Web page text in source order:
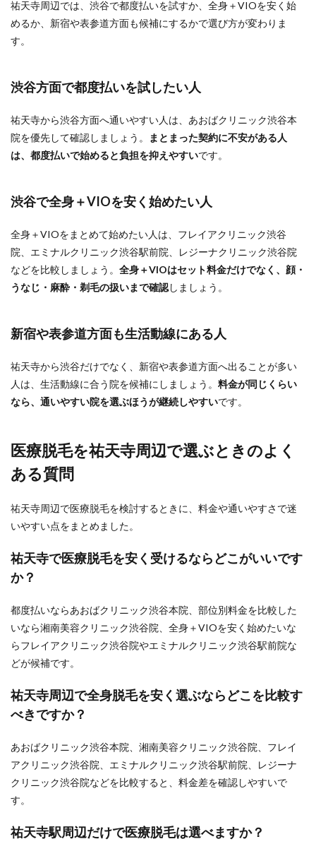
祐天寺周辺では、渋谷で都度払いを試すか、全身＋VIOを安く始
めるか、新宿や表参道方面も候補にするかで選び方が変わりま
す。
渋谷方面で都度払いを試したい人
祐天寺から渋谷方面へ通いやすい人は、あおばクリニック渋谷本
院を優先して確認しましょう。
まとまった契約に不安がある人
は、都度払いで始めると負担を抑えやすいです。
渋谷で全身＋VIOを安く始めたい人
全身＋VIOをまとめて始めたい人は、フレイアクリニック渋谷
院、エミナルクリニック渋谷駅前院、レジーナクリニック渋谷院
などを比較しましょう。 全身＋VIOはセット料金だけでなく、顔・
うなじ・麻酔・剃毛の扱いまで確認しましょう。
新宿や表参道方面も生活動線にある人
祐天寺から渋谷だけでなく、新宿や表参道方面へ出ることが多い
人は、生活動線に合う院を候補にしましょう。 料金が同じくらい
なら、通いやすい院を選ぶほうが継続しやすいです。
医療脱毛を祐天寺周辺で選ぶときのよく
ある質問
祐天寺周辺で医療脱毛を検討するときに、料金や通いやすさで迷
いやすい点をまとめました。
祐天寺で医療脱毛を安く受けるならどこがいいです
か？
都度払いならあおばクリニック渋谷本院、部位別料金を比較した
いなら湘南美容クリニック渋谷院、全身＋VIOを安く始めたいな
らフレイアクリニック渋谷院やエミナルクリニック渋谷駅前院な
どが候補です。
祐天寺周辺で全身脱毛を安く選ぶならどこを比較す
べきですか？
あおばクリニック渋谷本院、湘南美容クリニック渋谷院、フレイ
アクリニック渋谷院、エミナルクリニック渋谷駅前院、レジーナ
クリニック渋谷院などを比較すると、料金差を確認しやすいで
す。
祐天寺駅周辺だけで医療脱毛は選べますか？